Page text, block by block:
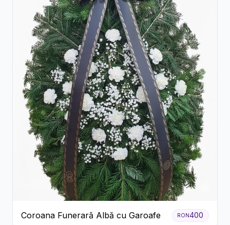
Coroana Funerară Albă cu Garoafe RON400